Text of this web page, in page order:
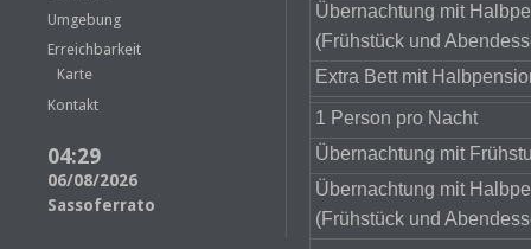
Umgebung
Erreichbarkeit
Karte
Kontakt
04:29
06/08/2026
Sassoferrato
Übernachtung mit
(Frühstück und
Extra Bett mit
1 Person pro Nacht
Übernachtung mit
Übernachtung mit
(Frühstück und